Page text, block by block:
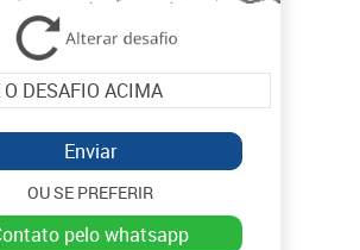
Enviar
OU SE PREFERIR
contato pelo whatsapp